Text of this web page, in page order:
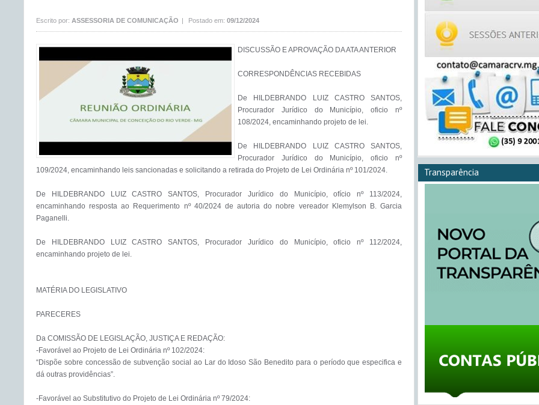
Escrito por: ASSESSORIA DE COMUNICAÇÃO | Postado em: 09/12/2024
DISCUSSÃO E APROVAÇÃO DA ATA ANTERIOR
CORRESPONDÊNCIAS RECEBIDAS
De HILDEBRANDO LUIZ CASTRO SANTOS,
Procurador Jurídico do Município, oficio nº
108/2024, encaminhando projeto de lei.
De HILDEBRANDO LUIZ CASTRO SANTOS,
Procurador Jurídico do Município, oficio nº
109/2024, encaminhando leis sancionadas e solicitando a retirada do Projeto de Lei Ordinária nº 101/2024.
De HILDEBRANDO LUIZ CASTRO SANTOS, Procurador Jurídico do Município, ofício nº 113/2024,
encaminhando resposta ao Requerimento nº 40/2024 de autoria do nobre vereador Klemylson B. Garcia
Paganelli.
De HILDEBRANDO LUIZ CASTRO SANTOS, Procurador Jurídico do Município, oficio nº 112/2024,
encaminhando projeto de lei.
MATÉRIA DO LEGISLATIVO
PARECERES
Da COMISSÃO DE LEGISLAÇÃO, JUSTIÇA E REDAÇÃO:
-Favorável ao Projeto de Lei Ordinária nº 102/2024:
“Dispõe sobre concessão de subvenção social ao Lar do Idoso São Benedito para o período que especifica e
dá outras providências”.
-Favorável ao Substitutivo do Projeto de Lei Ordinária nº 79/2024:
Transparência